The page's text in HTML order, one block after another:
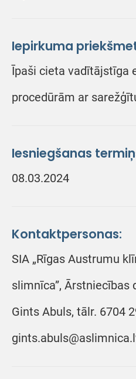
Iepirkuma
Īpaši cieta vadītājstīga
procedūrām ar
Iesniegšanas
08.03.2024
Kontaktpersonas:
SIA „Rīgas Austrumu
slimnīca”,
Gints Abuls, tālr. 6704